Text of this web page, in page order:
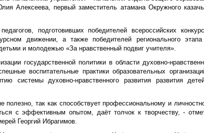
Алексеева, первый заместитель атамана Окружного
подготовивших победителей всероссийских
движении, а также победителей регионального
и молодежью «За нравственный подвиг учителя».
государственной политики в области духовно-
воспитательные практики образовательных
системы духовно-нравственного развития развития
так как способствует профессиональному и
с эффективным опытом, даёт толчок к творчеству, -
Георгий Ибрагимов.